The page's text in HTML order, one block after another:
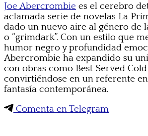
Joe Abercrombie es el cerebro
aclamada serie de novelas La
dado un nuevo aire al género de
o “grimdark”. Con un estilo que
humor negro y profundidad
Abercrombie ha expandido su
con obras como Best Served
convirtiéndose en un referente
fantasía contemporánea.
Comenta en Telegram